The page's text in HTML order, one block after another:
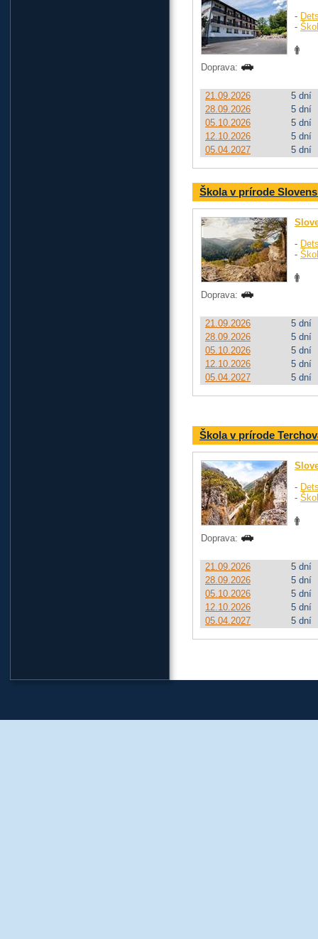
-
-
Doprava:
21.09.2026
5 dní
28.09.2026
5 dní
05.10.2026
5 dní
12.10.2026
5 dní
05.04.2027
5 dní
Škola v prírode
-
-
Doprava:
21.09.2026
5 dní
28.09.2026
5 dní
05.10.2026
5 dní
12.10.2026
5 dní
05.04.2027
5 dní
Škola v prírode
-
-
Doprava:
21.09.2026
5 dní
28.09.2026
5 dní
05.10.2026
5 dní
12.10.2026
5 dní
05.04.2027
5 dní